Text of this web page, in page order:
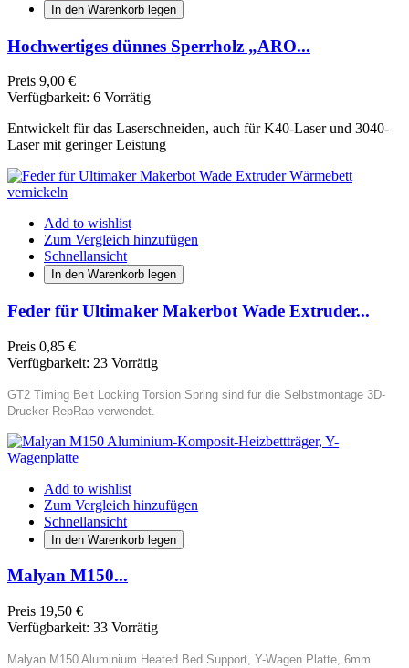
In den Warenkorb legen
Hochwertiges dünnes Sperrholz „ARO...
Preis 9,00 €
Verfügbarkeit: 6 Vorrätig
Entwickelt für das Laserschneiden, auch für K40-Laser und 3040-
Laser mit geringer Leistung
Add to wishlist
Zum Vergleich hinzufügen
Schnellansicht
In den Warenkorb legen
Feder für Ultimaker Makerbot Wade Extruder...
Preis 0,85 €
Verfügbarkeit: 23 Vorrätig
GT2 Timing Belt Locking Torsion Spring sind für die Selbstmontage 3D-
Drucker RepRap verwendet.
Add to wishlist
Zum Vergleich hinzufügen
Schnellansicht
In den Warenkorb legen
Malyan M150...
Preis 19,50 €
Verfügbarkeit: 33 Vorrätig
Malyan M150 Aluminium Heated Bed Support, Y-Wagen Platte, 6mm